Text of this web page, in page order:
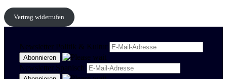
Vertrag widerrufen
Newsletter Politik & Kultur
Newsletter Spanisch